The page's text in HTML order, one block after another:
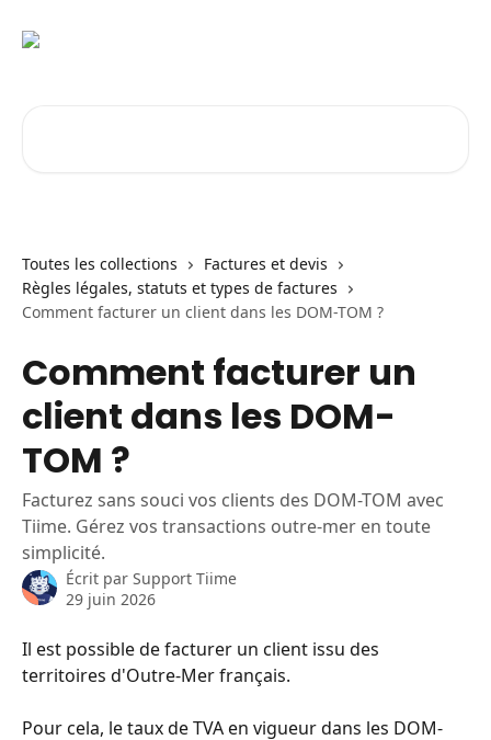
Toutes les collections
Factures et devis
Règles légales, statuts et types de factures
Comment facturer un client dans les DOM-TOM ?
Comment facturer un
client dans les DOM-
TOM ?
Facturez sans souci vos clients des DOM-TOM avec
Tiime. Gérez vos transactions outre-mer en toute
simplicité.
Écrit par Support Tiime
29 juin 2026
Il est possible de facturer un client issu des
territoires d'Outre-Mer français.
Pour cela, le taux de TVA en vigueur dans les DOM-